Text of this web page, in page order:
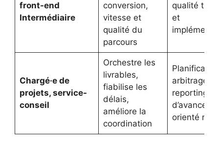
front-end
Intermédiaire
conversion,
vitesse et
qualité du
parcours
qualité
et
Chargé·e de
projets, service-
conseil
Orchestre les
livrables,
fiabilise les
délais,
améliore la
coordination
arbitrages,
reporting
orienté